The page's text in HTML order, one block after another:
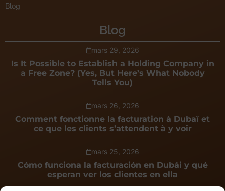
Blog
Blog
mars 29, 2026
Is It Possible to Establish a Holding Company in
a Free Zone? (Yes, But Here’s What Nobody
Tells You)
mars 26, 2026
Comment fonctionne la facturation à Dubaï et
ce que les clients s’attendent à y voir
mars 25, 2026
Cómo funciona la facturación en Dubái y qué
esperan ver los clientes en ella